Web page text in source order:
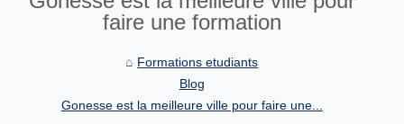
faire une formation
Formations etudiants
Blog
Gonesse est la meilleure ville pour faire une...